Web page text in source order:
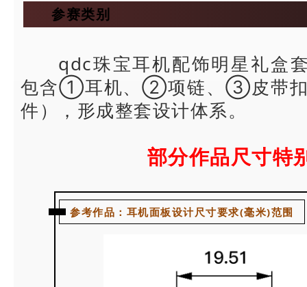
参赛类别
qdc珠宝耳机配饰明星礼盒
包含①耳机、②项链、③皮带扣
件），形成整套设计体系。
部分作品尺寸特
参考作品：耳机面板设计尺寸要求(毫米)范围